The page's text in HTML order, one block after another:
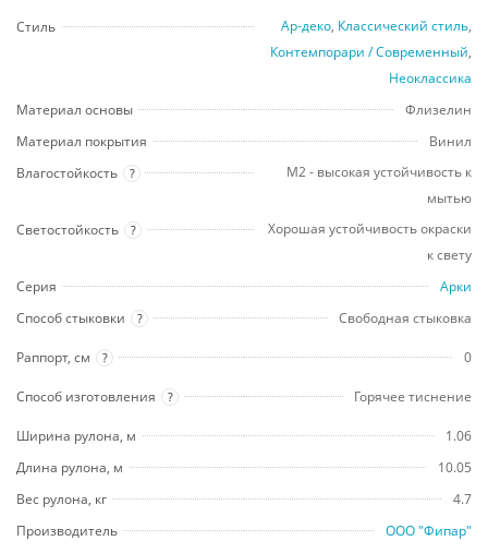
Стиль Ар-деко, Классический стиль,
Контемпорари / Современный,
Неоклассика
Материал основы
Флизелин
Материал покрытия
Винил
Влагостойкость
?
М2 - высокая устойчивость к
мытью
Светостойкость
?
Хорошая устойчивость окраски
к свету
Серия
Арки
Способ стыковки
? Свободная стыковка
Раппорт, см ? 0
Способ изготовления ? Горячее тиснение
Ширина рулона, м
1.06
Длина рулона, м
10.05
Вес рулона, кг
4.7
Производитель
ООО "Фипар"